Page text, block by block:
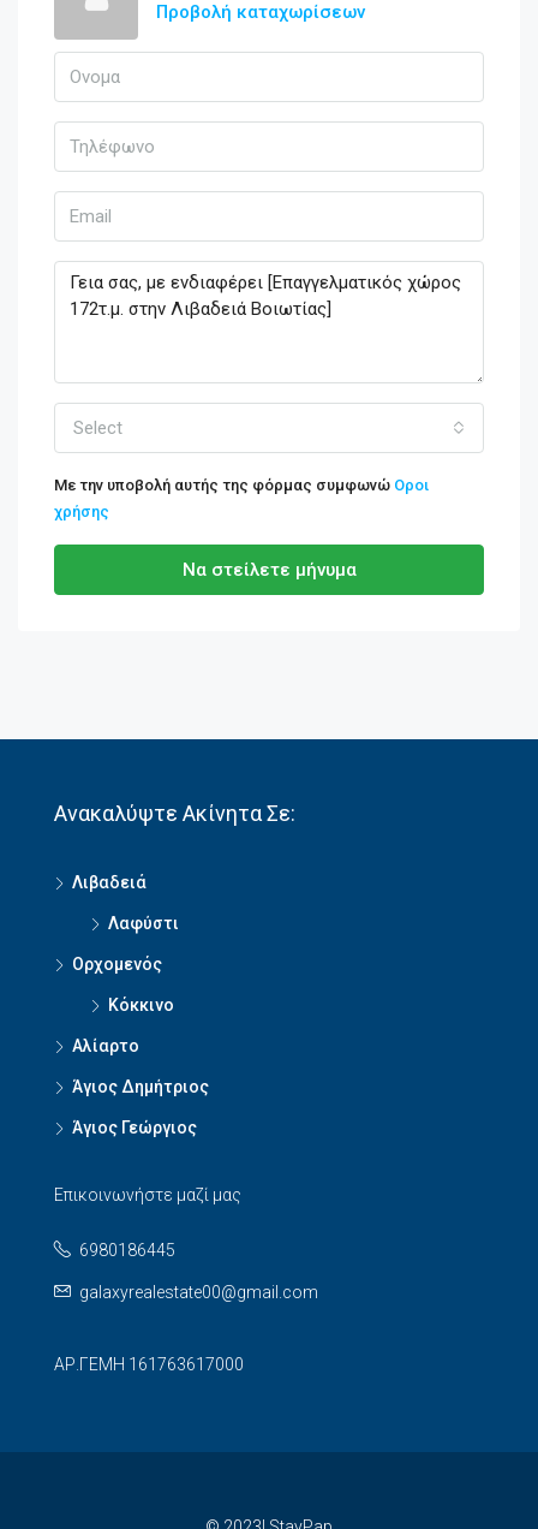
Προβολή καταχωρίσεων
Select
Με την υποβολή αυτής της φόρμας συμφωνώ Οροι
χρήσης
Να στείλετε μήνυμα
Ανακαλύψτε Ακίνητα Σε:
Λιβαδειά
Λαφύστι
Ορχομενός
Κόκκινο
Αλίαρτο
Άγιος Δημήτριος
Άγιος Γεώργιος
Επικοινωνήστε μαζί μας
6980186445
galaxyrealestate00@gmail.com
ΑΡ.ΓΕΜΗ 161763617000